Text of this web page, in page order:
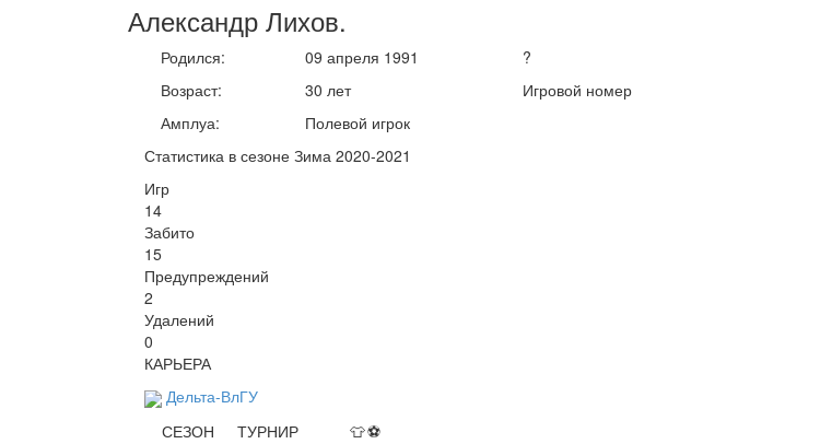
Александр Лихов.
Родился:
Возраст:
Амплуа:
09 апреля 1991
30 лет
Полевой игрок
?
Игровой номер
Статистика в сезоне Зима 2020-2021
Игр
14
Забито
15
Предупреждений
2
Удалений
0
КАРЬЕРА
Дельта-ВлГУ
СЕЗОН
ТУРНИР 👕⚽